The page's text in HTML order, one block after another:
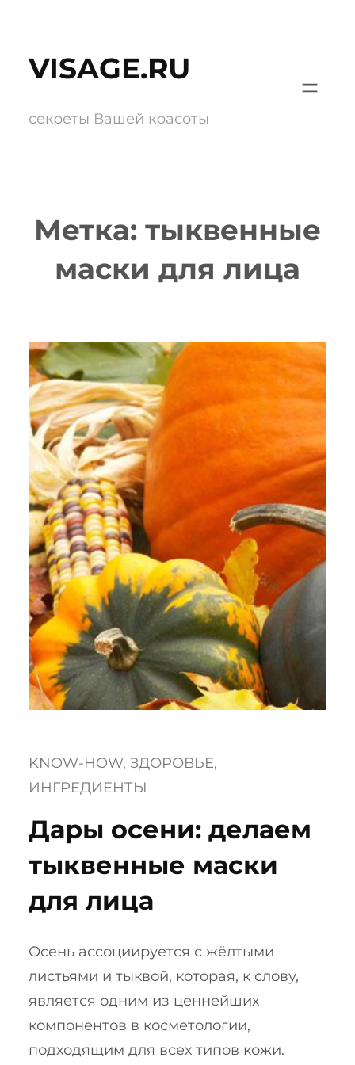
содержимому
VISAGE.RU
секреты Вашей красоты
Метка: тыквенные
маски для лица
KNOW-HOW, ЗДОРОВЬЕ
ИНГРЕДИЕНТЫ
Дары осени: делаем
тыквенные маски
для лица
Осень ассоциируется с жёлтыми
листьями и тыквой, которая, к слову,
является одним из ценнейших
компонентов в косметологии,
подходящим для всех типов кожи.